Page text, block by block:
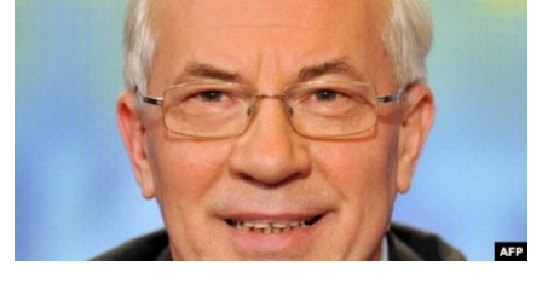
ВСЕ ЗА ДЕНЬ
СПЕЦПРОЕКТИ
ДЕПОРТАЦІЯ
ВІДЕОУРОКИ «ELIFBE»
СВІДЧЕННЯ ОКУПАЦІЇ
ЯК ОБІЙТИ БЛОКУВАННЯ
Qırımtatar